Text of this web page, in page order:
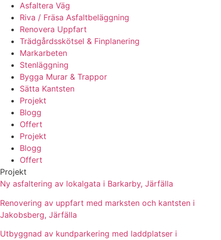
Asfaltera Väg
Riva / Fräsa Asfaltbeläggning
Renovera Uppfart
Trädgårdsskötsel & Finplanering
Markarbeten
Stenläggning
Bygga Murar & Trappor
Sätta Kantsten
Projekt
Blogg
Offert
Projekt
Blogg
Offert
Projekt
Ny asfaltering av lokalgata i Barkarby, Järfälla
Renovering av uppfart med marksten och kantsten i
Jakobsberg, Järfälla
Utbyggnad av kundparkering med laddplatser i